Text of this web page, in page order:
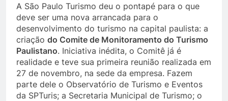
A São Paulo Turismo deu o pontapé para o que
deve ser uma nova arrancada para o
desenvolvimento do turismo na capital paulista: a
criação do Comite de Monitoramento do Turismo
Paulistano. Iniciativa inédita, o Comitê já é
realidade e teve sua primeira reunião realizada em
27 de novembro, na sede da empresa. Fazem
parte dele o Observatório de Turismo e Eventos
da SPTuris; a Secretaria Municipal de Turismo; o